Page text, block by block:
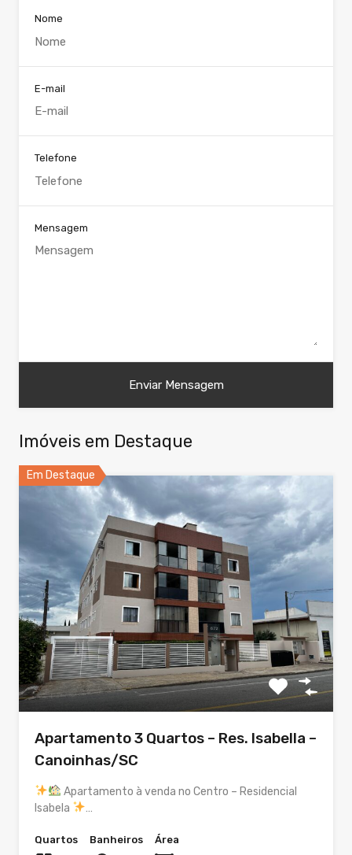
Nome
E-mail
Telefone
Mensagem
Imóveis em Destaque
Em Destaque
Apartamento 3 Quartos – Res. Isabella –
Canoinhas/SC
Apartamento à venda no Centro – Residencial
Isabela
…
Quartos
Banheiros
Área